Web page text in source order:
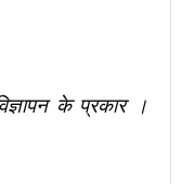
के प्रकार ।